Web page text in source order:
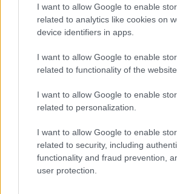
I want to allow Google to enable
related to analytics like cookies on
device identifiers in apps.
I want to allow Google to enable
related to functionality of the
I want to allow Google to enable
related to personalization.
I want to allow Google to enable
related to security, including
functionality and fraud prevention,
user protection.